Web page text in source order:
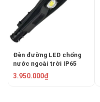
Đèn đường LED chống
nước ngoài trời IP65
150W HF-LD-013
3.950.000₫